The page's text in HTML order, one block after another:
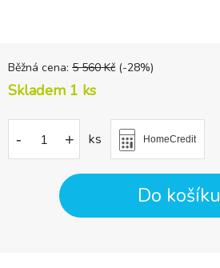
Běžná cena: 5 560 Kč (-28%)
Skladem 1 ks
- + ks HomeCredit
Do košíku